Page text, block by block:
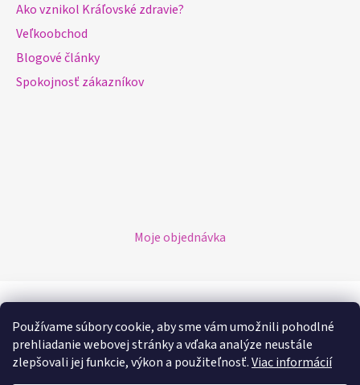
Používame súbory cookie, aby sme vám umožnili pohodlné
prehliadanie webovej stránky a vďaka analýze neustále
zlepšovali jej funkcie, výkon a použiteľnosť.Viac informácií
Ako vznikol Kráľovské zdravie?
Veľkoobchod
Blogové články
Spokojnosť zákazníkov
Moje objednávka
Možnosti dopravy